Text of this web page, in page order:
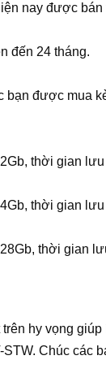
nay được
đến 24 tháng.
bạn được mua
thời gian
thời gian
thời gian
trên hy vọng
STW. Chúc các